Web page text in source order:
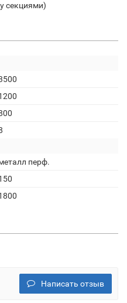
секциями)
перф.
Написать отзыв